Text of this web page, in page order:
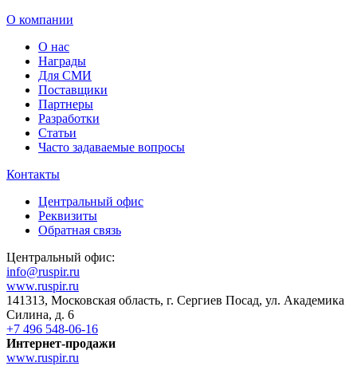
О компании
О нас
Награды
Для СМИ
Поставщики
Партнеры
Разработки
Статьи
Часто задаваемые вопросы
Контакты
Центральный офис
Реквизиты
Обратная связь
Центральный офис:
info@ruspir.ru
www.ruspir.ru
141313, Московская область, г. Сергиев Посад, ул. Академика
Силина, д. 6
+7 496 548-06-16
Интернет-продажи
www.ruspir.ru